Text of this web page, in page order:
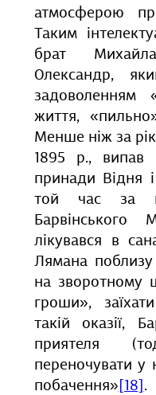
атмосферою
Таким
брат
Олександр,
задоволенням
життя,
Менше ніж за
1895 р., випав
принади Відня
той час за
Барвінського
лікувався в
Лямана
на зворотному
гроши»,
такій оказії,
приятеля
переночувати у
побачення» [18] .